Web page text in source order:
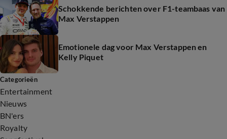
Schokkende berichten over F1-teambaas van
Max Verstappen
Emotionele dag voor Max Verstappen en
Kelly Piquet
Categorieën
Entertainment
Nieuws
BN'ers
Royalty